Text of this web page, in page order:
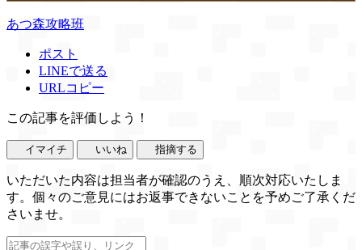
あつ森攻略班
ポスト
LINEで送る
URLコピー
この記事を評価しよう！
イマイチ いいね 指摘する
いただいた内容は担当者が確認のうえ、順次対応いたしま
す。個々のご意見にはお返事できないことを予めご了承くだ
さいませ。